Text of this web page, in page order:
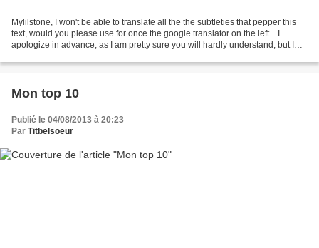
Mylilstone, I won't be able to translate all the the subtleties that pepper this
text, would you please use for once the google translator on the left... I
apologize in advance, as I am pretty sure you will hardly understand, but I
Mon top 10
Publié le 04/08/2013 à 20:23
Par Titbelsoeur